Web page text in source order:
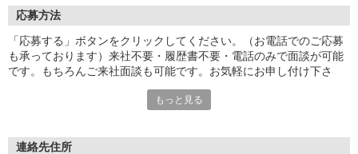
応募方法
「応募する」ボタンをクリックしてください。（お電話でのご応募
も承っております）来社不要・履歴書不要・電話のみで面談が可能
です。もちろんご来社面談も可能です。お気軽にお申し付け下さ
もっと見る
連絡先住所